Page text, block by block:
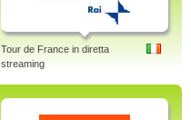
Tour de France in diretta
streaming